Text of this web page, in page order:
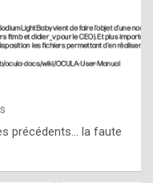
précédents… la faute